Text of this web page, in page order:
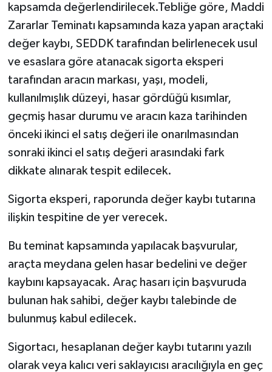
kapsamda değerlendirilecek.Tebliğe göre, Maddi
Zararlar Teminatı kapsamında kaza yapan araçtaki
değer kaybı, SEDDK tarafından belirlenecek usul
ve esaslara göre atanacak sigorta eksperi
tarafından aracın markası, yaşı, modeli,
kullanılmışlık düzeyi, hasar gördüğü kısımlar,
geçmiş hasar durumu ve aracın kaza tarihinden
önceki ikinci el satış değeri ile onarılmasından
sonraki ikinci el satış değeri arasındaki fark
dikkate alınarak tespit edilecek.
Sigorta eksperi, raporunda değer kaybı tutarına
ilişkin tespitine de yer verecek.
Bu teminat kapsamında yapılacak başvurular,
araçta meydana gelen hasar bedelini ve değer
kaybını kapsayacak. Araç hasarı için başvuruda
bulunan hak sahibi, değer kaybı talebinde de
bulunmuş kabul edilecek.
Sigortacı, hesaplanan değer kaybı tutarını yazılı
olarak veya kalıcı veri saklayıcısı aracılığıyla en geç